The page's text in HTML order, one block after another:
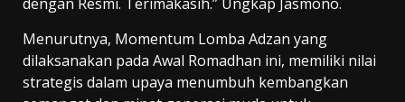
Menurutnya, Momentum Lomba Adzan yang
dilaksanakan pada Awal Romadhan ini, memiliki nilai
strategis dalam upaya menumbuh kembangkan